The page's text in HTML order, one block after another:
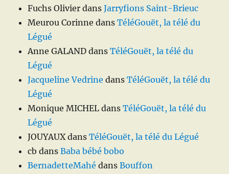
Fuchs Olivier dansJarryfions Saint-Brieuc
Meurou Corinne dansTéléGouët, la télé du
Légué
Anne GALAND dansTéléGouët, la télé du
Légué
Jacqueline Vedrine dansTéléGouët, la télé du
Légué
Monique MICHEL dansTéléGouët, la télé du
Légué
JOUYAUXdansTéléGouët, la télé du Légué
cb dansBaba bébé bobo
BernadetteMahé dansBouffon